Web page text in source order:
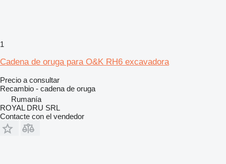
1
Cadena de oruga para O&K RH6 excavadora
Precio a consultar
Recambio - cadena de oruga
Rumanía
ROYAL DRU SRL
Contacte con el vendedor